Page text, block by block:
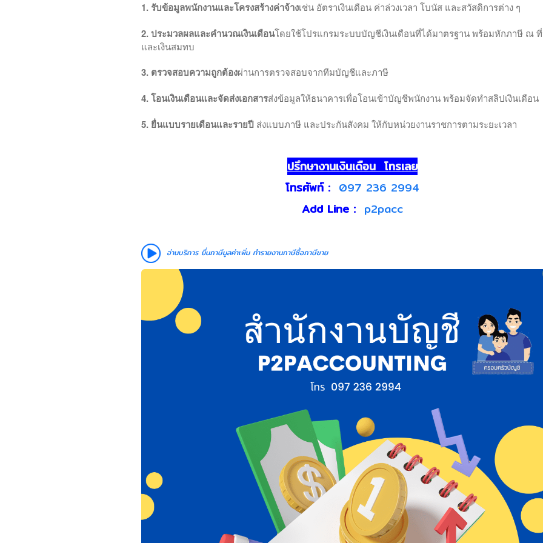
1. รับข้อมูลพนักงานและโครงสร้างค่าจ้างเช่น อัตราเงินเดือน ค่าล่วงเวลา โบนัส และสวัสดิการต่าง ๆ
2. ประมวลผลและคำนวณเงินเดือนโดยใช้โปรแกรมระบบบัญชีเงินเดือนที่ได้มาตรฐาน พร้อมหักภาษี ณ
และเงินสมทบ
3. ตรวจสอบความถูกต้องผ่านการตรวจสอบจากทีมบัญชีและภาษี
4. โอนเงินเดือนและจัดส่งเอกสารส่งข้อมูลให้ธนาคารเพื่อโอนเข้าบัญชีพนักงาน พร้อมจัดทำสลิปเงินเดือน
5. ยื่นแบบรายเดือนและรายปี ส่งแบบภาษี และประกันสังคม ให้กับหน่วยงานราชการตามระยะเวลา
ปรึกษางานเงินเดือน โทรเลย
โทรศัพท์ : 097 236 2994
Add Line : p2pacc
อ่านบริการ ยื่นภาษีมูลค่าเพิ่ม ทำรายงานภาษีซื้อภาษีขาย